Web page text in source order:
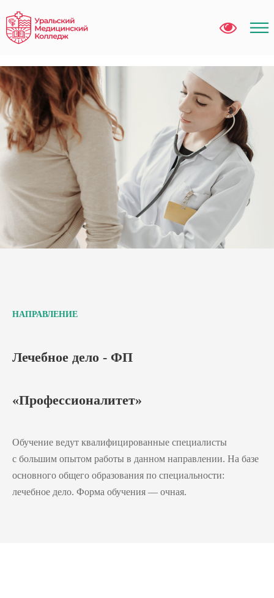
НАПРАВЛЕНИЕ
Лечебное дело - ФП
«Профессионалитет»
Обучение ведут квалифицированные специалисты
с большим опытом работы в данном направлении. На базе
основного общего образования по специальности:
лечебное дело. Форма обучения — очная.